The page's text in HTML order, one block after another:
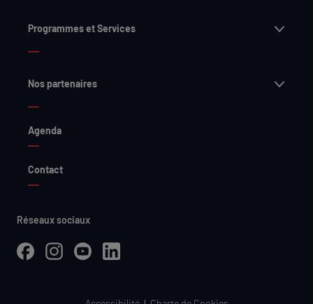
Programmes et Services
Nos partenaires
Agenda
Contact
Réseaux sociaux
FacebookInstagramYouTubeLinkedin